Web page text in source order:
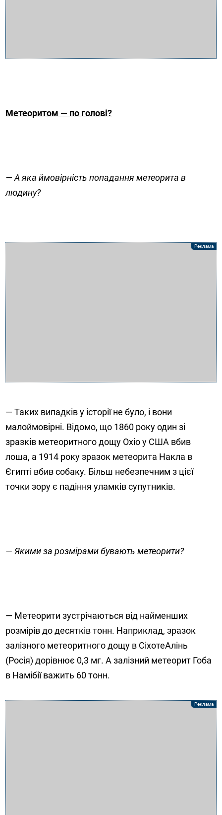
Метеоритом — по голові?
— А яка ймовірність попадання метеорита в
людину?
— Таких випадків у історії не було, і вони
малоймовірні. Відомо, що 1860 року один зі
зразків метеоритного дощу Охіо у США вбив
лоша, а 1914 року зразок метеорита Накла в
Єгипті вбив собаку. Більш небезпечним з цієї
точки зору є падіння уламків супутників.
— Якими за розмірами бувають метеорити?
— Метеорити зустрічаються від найменших
розмірів до десятків тонн. Наприклад, зразок
залізного метеоритного дощу в СіхотеАлінь
(Росія) дорівнює 0,3 мг. А залізний метеорит Гоба
в Намібії важить 60 тонн.